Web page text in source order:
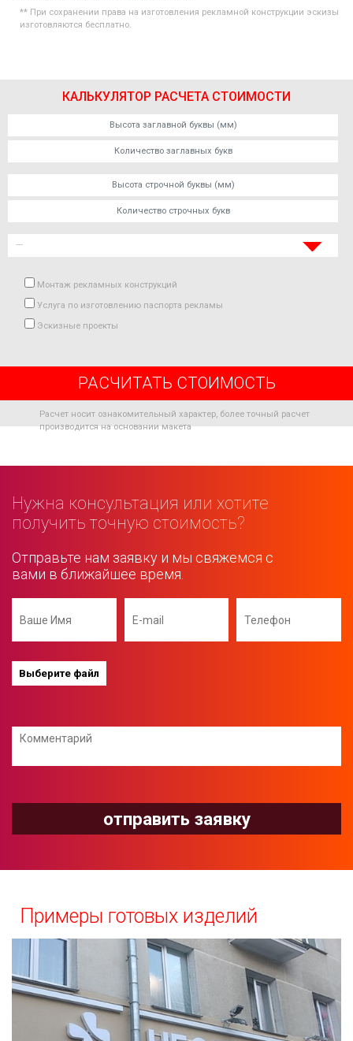
** При сохранении права на изготовления рекламной конструкции эскизы
изготовляются бесплатно.
КАЛЬКУЛЯТОР РАСЧЕТА СТОИМОСТИ
Монтаж рекламных конструкций
Услуга по изготовлению паспорта рекламы
Эскизные проекты
РАСЧИТАТЬ СТОИМОСТЬ
Расчет носит ознакомительный характер, более точный расчет
производится на основании макета
Нужна консультация или хотите
получить точную стоимость?
Отправьте нам заявку и мы свяжемся с
вами в ближайшее время.
Примеры готовых изделий